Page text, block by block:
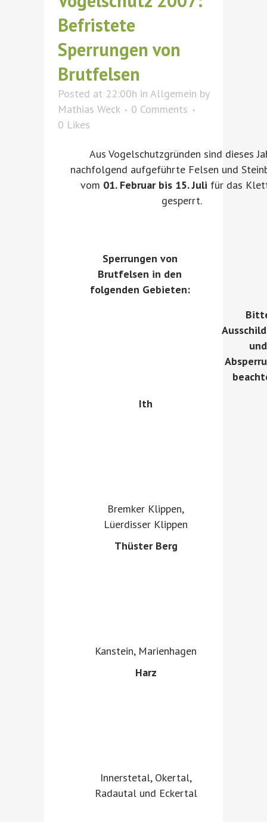
Befristete
Sperrungen von
Brutfelsen
Posted at 22:00h in Allgemein by
Mathias Weck
0 Comments
0 Likes
Aus Vogelschutzgründen sind dieses
nachfolgend aufgeführte Felsen und
vom 01. Februar bis 15. Juli für das
gesperrt.
Sperrungen von
Brutfelsen in den
folgenden Gebieten:
Ith
Bremker Klippen,
Lüerdisser Klippen
Thüster Berg
Kanstein, Marienhagen
Harz
Innerstetal, Okertal,
Radautal und Eckertal
und